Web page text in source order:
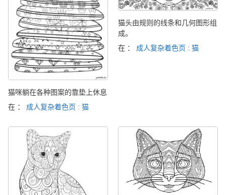
猫咪躺在各种图案的靠垫上休息
在 ： 成人复杂着色页 : 猫
猫头由规则的线条和几何图形组
成。
在 ： 成人复杂着色页 : 猫